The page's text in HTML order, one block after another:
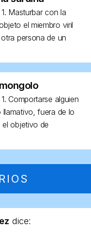
Masturbar con la
el miembro viril
persona de un
Comportarse alguien
llamativo, fuera de lo
objetivo de
dice: